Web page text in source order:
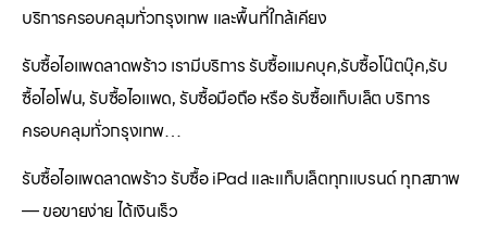
บริการครอบคลุมทั่วกรุงเทพ และพื้นที่ใกล้เคียง
รับซื้อไอแพดลาดพร้าว เรามีบริการ รับซื้อแมคบุค,รับซื้อโน๊ตบุ๊ค,รับ
ซื้อไอโฟน, รับซื้อไอแพด, รับซื้อมือถือ หรือ รับซื้อแท็บเล็ต บริการ
ครอบคลุมทั่วกรุงเทพ…
รับซื้อไอแพดลาดพร้าว รับซื้อ iPad และแท็บเล็ตทุกแบรนด์ ทุกสภาพ
— ขอขายง่าย ได้เงินเร็ว